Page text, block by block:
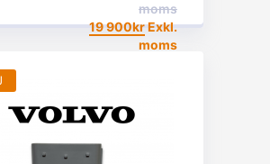
moms
19 900krExkl.
moms